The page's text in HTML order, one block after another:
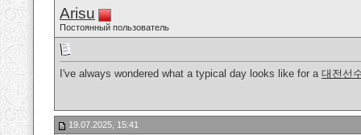
Arisu
Постоянный пользователь
I've always wondered what a typical day looks like for a 대전선
19.07.2025, 15:41